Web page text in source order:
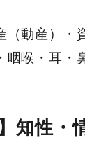
（動産）・
咽喉・耳・
知性